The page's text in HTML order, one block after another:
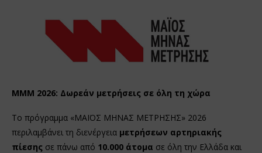
MMM 2026: Δωρεάν μετρήσεις σε όλη τη χώρα
Το πρόγραμμα «ΜΑΪΟΣ ΜΗΝΑΣ ΜΕΤΡΗΣΗΣ» 2026
περιλαμβάνει τη διενέργεια μετρήσεων αρτηριακής
πίεσης σε πάνω από 10.000 άτομα σε όλη την Ελλάδα και